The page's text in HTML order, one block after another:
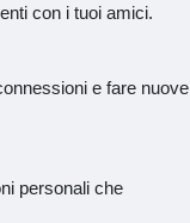
con i tuoi amici.
e fare nuove
personali che